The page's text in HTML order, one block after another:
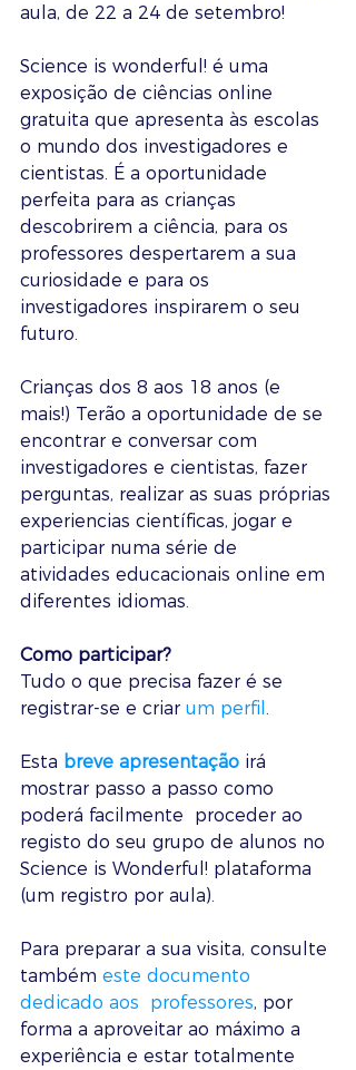
aula, de 22 a 24 de setembro!
Science is wonderful! é uma
exposição de ciências online
gratuita que apresenta às escolas
o mundo dos investigadores e
cientistas. É a oportunidade
perfeita para as crianças
descobrirem a ciência, para os
professores despertarem a sua
curiosidade e para os
investigadores inspirarem o seu
futuro.
Crianças dos 8 aos 18 anos (e
mais!) Terão a oportunidade de se
encontrar e conversar com
investigadores e cientistas, fazer
perguntas, realizar as suas próprias
experiencias científicas, jogar e
participar numa série de
atividades educacionais online em
diferentes idiomas.
Como participar?
Tudo o que precisa fazer é se
registrar-se e criar um perfil
Esta breve apresentação irá
mostrar passo a passo como
poderá facilmente  proceder ao
registo do seu grupo de alunos no
Science is Wonderful! plataforma
(um registro por aula).
Para preparar a sua visita, consulte
também este documento
dedicado aos  professores, por
forma a aproveitar ao máximo a
experiência e estar totalmente